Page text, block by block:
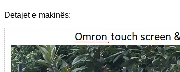
Detajet e makinës: